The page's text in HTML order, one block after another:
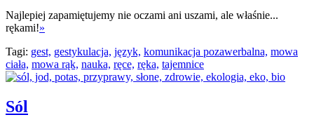
Najlepiej zapamiętujemy nie oczami ani uszami, ale właśnie...
rękami!»
Tagi: gest, gestykulacja, język, komunikacja pozawerbalna, mowa
ciała, mowa rąk, nauka, ręce, ręka, tajemnice
Sól